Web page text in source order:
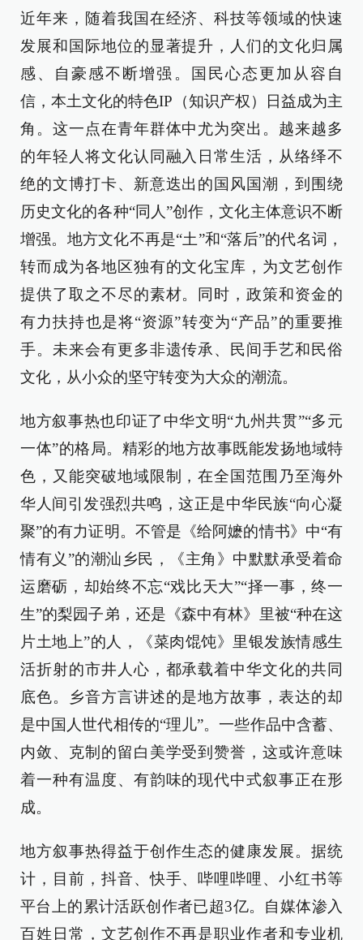
近年来，随着我国在经济、科技等领域的快速
发展和国际地位的显著提升，人们的文化归属
感、自豪感不断增强。国民心态更加从容自
信，本土文化的特色IP（知识产权）日益成为主
角。这一点在青年群体中尤为突出。越来越多
的年轻人将文化认同融入日常生活，从络绎不
绝的文博打卡、新意迭出的国风国潮，到围绕
历史文化的各种“同人”创作，文化主体意识不断
增强。地方文化不再是“土”和“落后”的代名词，
转而成为各地区独有的文化宝库，为文艺创作
提供了取之不尽的素材。同时，政策和资金的
有力扶持也是将“资源”转变为“产品”的重要推
手。未来会有更多非遗传承、民间手艺和民俗
文化，从小众的坚守转变为大众的潮流。
地方叙事热也印证了中华文明“九州共贯”“多元
一体”的格局。精彩的地方故事既能发扬地域特
色，又能突破地域限制，在全国范围乃至海外
华人间引发强烈共鸣，这正是中华民族“向心凝
聚”的有力证明。不管是《给阿嬷的情书》中“有
情有义”的潮汕乡民，《主角》中默默承受着命
运磨砺，却始终不忘“戏比天大”“择一事，终一
生”的梨园子弟，还是《森中有林》里被“种在这
片土地上”的人，《菜肉馄饨》里银发族情感生
活折射的市井人心，都承载着中华文化的共同
底色。乡音方言讲述的是地方故事，表达的却
是中国人世代相传的“理儿”。一些作品中含蓄、
内敛、克制的留白美学受到赞誉，这或许意味
着一种有温度、有韵味的现代中式叙事正在形
成。
地方叙事热得益于创作生态的健康发展。据统
计，目前，抖音、快手、哔哩哔哩、小红书等
平台上的累计活跃创作者已超3亿。自媒体渗入
百姓日常，文艺创作不再是职业作者和专业机